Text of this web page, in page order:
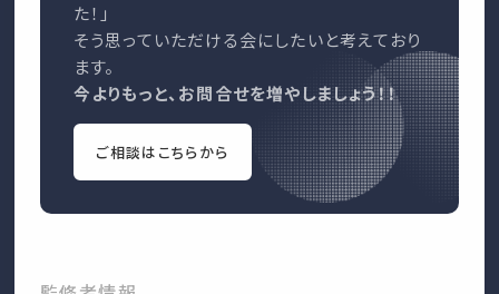
た！」
そう思っていただける会にしたいと考えており
ます。
今よりもっと、お問合せを増やしましょう！！
ご相談はこちらから